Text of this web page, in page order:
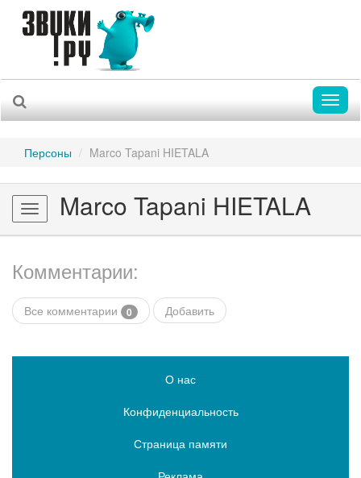
Персоны Marco Tapani HIETALA
Toggle
navigation
Marco Tapani HIETALA
Комментарии:
Все комментарии 0 Добавить
О нас
Конфиденциальность
Страница памяти